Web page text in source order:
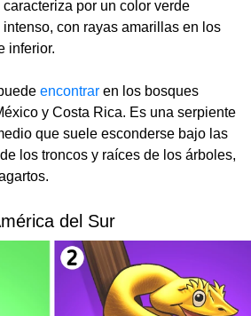
por un color verde
con rayas amarillas en los
inferior.
encontrar en los bosques
y Costa Rica. Es una serpiente
que suele esconderse bajo las
los troncos y raíces de los árboles,
del Sur